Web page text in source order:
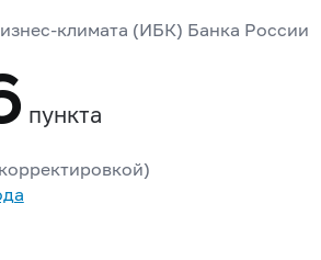
климата (ИБК) Банка России
пункта